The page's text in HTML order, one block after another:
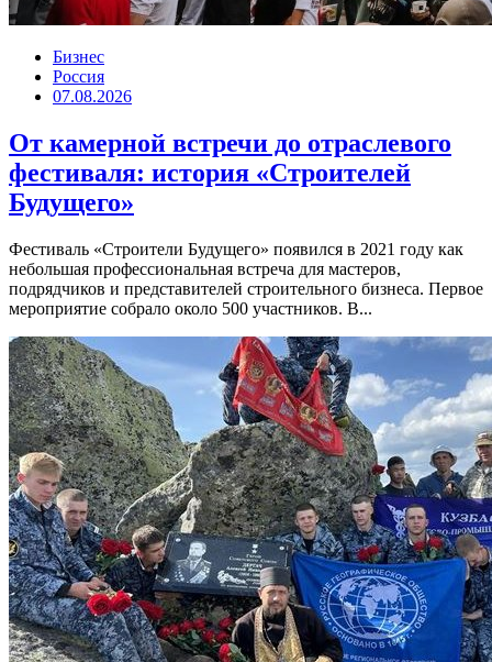
Бизнес
Россия
07.08.2026
От камерной встречи до отраслевого
фестиваля: история «Строителей
Будущего»
Фестиваль «Строители Будущего» появился в 2021 году как
небольшая профессиональная встреча для мастеров,
подрядчиков и представителей строительного бизнеса. Первое
мероприятие собрало около 500 участников. В...